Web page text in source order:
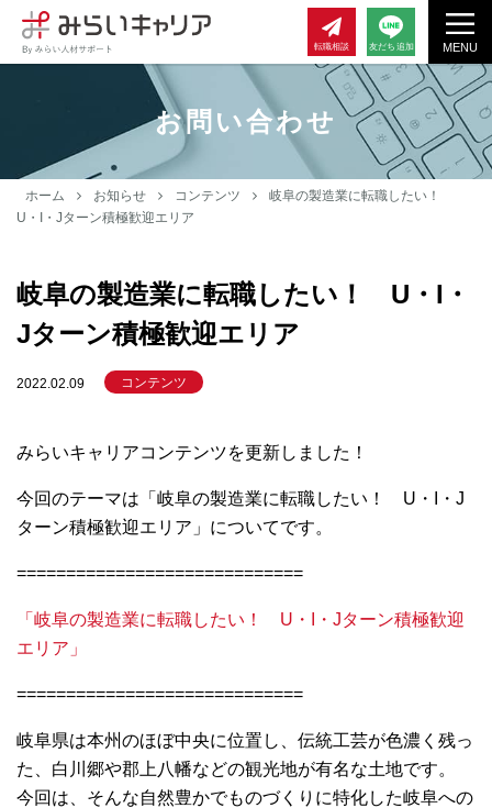
MENU
転職相談 友だち追加
お問い合わせ
ホーム お知らせ コンテンツ
岐阜の製造業に転職したい！
U・I・Jターン積極歓迎エリア
岐阜の製造業に転職したい！ U・I・
Jターン積極歓迎エリア
2022.02.09 コンテンツ
みらいキャリアコンテンツを更新しました！
今回のテーマは「岐阜の製造業に転職したい！ U・I・J
ターン積極歓迎エリア」についてです。
=============================
「岐阜の製造業に転職したい！ U・I・Jターン積極歓迎
エリア」
=============================
岐阜県は本州のほぼ中央に位置し、伝統工芸が色濃く残っ
た、白川郷や郡上八幡などの観光地が有名な土地です。
今回は、そんな自然豊かでものづくりに特化した岐阜への